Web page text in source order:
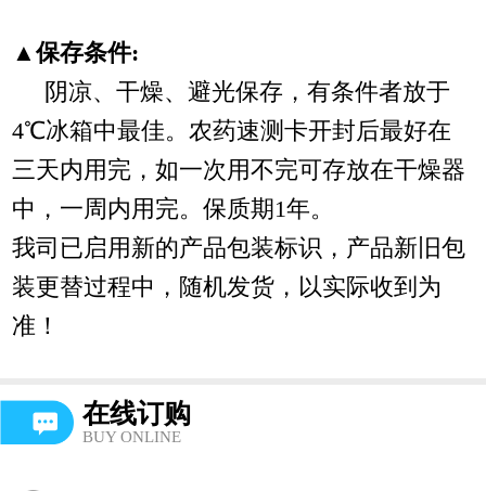
▲保存条件:
阴凉、干燥、避光保存，有条件者放于
4℃冰箱中最佳。农药速测卡开封后最好在
三天内用完，如一次用不完可存放在干燥器
中，一周内用完。保质期1年。
我司已启用新的产品包装标识，产品新旧包
装更替过程中，随机发货，以实际收到为
准！
在线订购
BUY ONLINE